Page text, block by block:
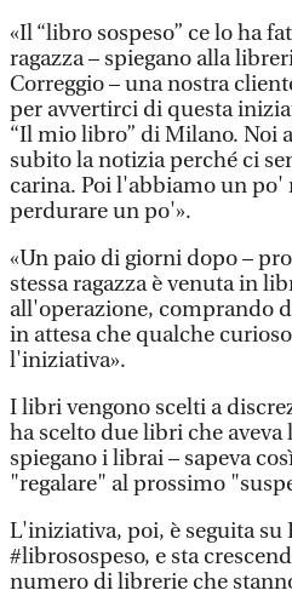
«Il “libro sospeso” ce lo ha
ragazza – spiegano alla
Correggio – una nostra
per avvertirci di questa
“Il mio libro” di Milano. Noi
subito la notizia perché ci
carina. Poi l'abbiamo un po'
perdurare un po'».
«Un paio di giorni dopo –
stessa ragazza è venuta in
all'operazione, comprando
in attesa che qualche
l'iniziativa».
I libri vengono scelti a
ha scelto due libri che aveva
spiegano i librai – sapeva
"regalare" al prossimo
L'iniziativa, poi, è seguita su
#librosospeso, e sta
numero di librerie che